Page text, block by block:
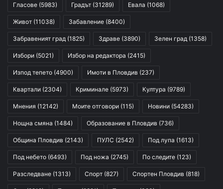
Гласове (5983) Градът (31289) Евала (1068)
Живот (11038) Забавление (8400)
Забравеният град (1825) Здраве (3890) Зелен град (1358)
Избори (5021) Избор на редактора (2415)
Изпод тепето (4900) Имоти в Пловдив (237)
Квартали (2304) Криминале (5973) Култура (9789)
Мнения (12142) Моите отговори (115) Новини (54283)
Нощна смяна (1484) Образование в Пловдив (736)
Община Пловдив (2143) ПУЛС (2542) Под лупа (1613)
Под небето (6493) Под ножа (2745) По следите (123)
Разследване (1313) Спорт (827) Спортен Пловдив (818)